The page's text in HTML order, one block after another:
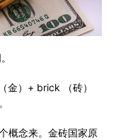
金）+ brick （砖）
概念来。金砖国家原